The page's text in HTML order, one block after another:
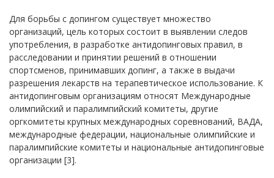
Для борьбы с допингом существует множество
организаций, цель которых состоит в выявлении следов
употребления, в разработке антидопинговых правил, в
расследовании и принятии решений в отношении
спортсменов, принимавших допинг, а также в выдачи
разрешения лекарств на терапевтическое использование. К
антидопинговым организациям относят Международные
олимпийский и паралимпийский комитеты, другие
оргкомитеты крупных международных соревнований, ВАДА,
международные федерации, национальные олимпийские и
паралимпийские комитеты и национальные антидопинговые
организации [3].